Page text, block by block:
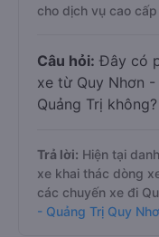
cho dịch vụ cao
Câu hỏi: Đây có
xe từ Quy Nhơn
Quảng Trị không?
Trả lời: Hiện tại
xe khai thác dòng
các chuyến xe đi
- Quảng Trị Quy